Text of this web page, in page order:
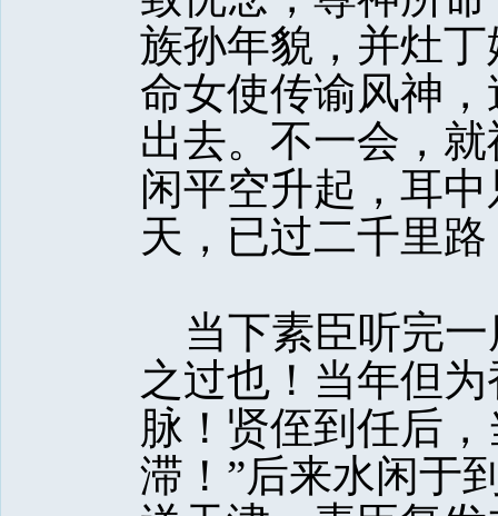
族孙年貌，并灶
命女使传谕风神
出去。不一会，
闲平空升起，耳
天，已过二千里
当下素臣听完一
之过也！当年但
脉！贤侄到任后
滞！”后来水闲于